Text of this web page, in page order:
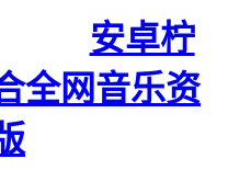
安卓柠
全网音乐资